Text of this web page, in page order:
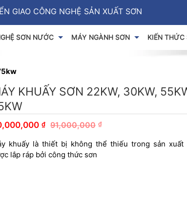
GIAO CÔNG NGHỆ SẢN XUẤT SƠN
SƠN NƯỚC MÁY NGÀNH SƠN KIẾN
KHUẤY SƠN 22KW, 30KW,
₫ 91,000,000 ₫
khuấy là thiết bị không thể thiếu trong sản xuất
lắp ráp bởi công thức sơn